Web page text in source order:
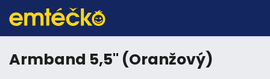
Armband 5,5" (Oranžový)